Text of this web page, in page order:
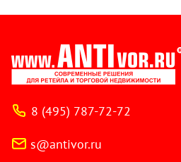
8 (495) 787-72-72
s@antivor.ru